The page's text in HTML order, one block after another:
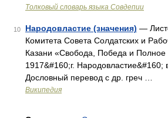
Толковый словарь языка Совдепии
10 Народовластие (значения) —
Комитета Совета Солдатских и
Казани «Свобода, Победа и Полное
1917&#160;г. Народовластие&#160;
Дословный перевод с др. греч …
Википедия